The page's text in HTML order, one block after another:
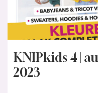
KNIPkids 4 |
2023